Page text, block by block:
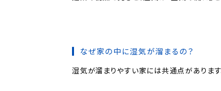
なぜ家の中に湿気が溜まるの？
湿気が溜まりやすい家には共通点があります